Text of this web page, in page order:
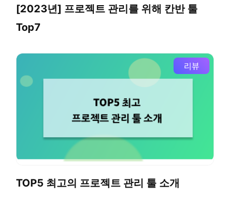
[2023년] 프로젝트 관리를 위해 칸반 툴
Top7
리뷰
TOP5 최고의 프로젝트 관리 툴 소개